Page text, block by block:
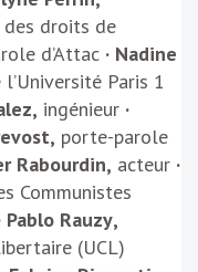
des droits de
d’Attac · Nadine
Paris 1
ingénieur ·
porte-parole
Rabourdin, acteur ·
Communistes
Pablo Rauzy,
(UCL)